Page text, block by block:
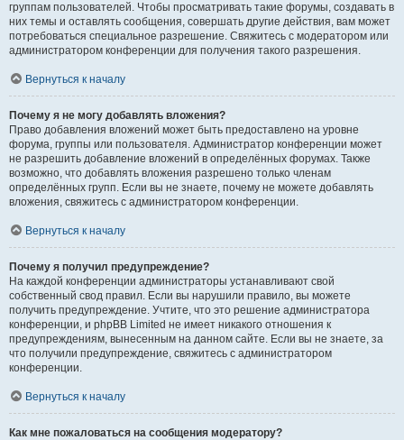
группам пользователей. Чтобы просматривать такие форумы, создавать в
них темы и оставлять сообщения, совершать другие действия, вам может
потребоваться специальное разрешение. Свяжитесь с модератором или
администратором конференции для получения такого разрешения.
Вернуться к началу
Почему я не могу добавлять вложения?
Право добавления вложений может быть предоставлено на уровне
форума, группы или пользователя. Администратор конференции может
не разрешить добавление вложений в определённых форумах. Также
возможно, что добавлять вложения разрешено только членам
определённых групп. Если вы не знаете, почему не можете добавлять
вложения, свяжитесь с администратором конференции.
Вернуться к началу
Почему я получил предупреждение?
На каждой конференции администраторы устанавливают свой
собственный свод правил. Если вы нарушили правило, вы можете
получить предупреждение. Учтите, что это решение администратора
конференции, и phpBB Limited не имеет никакого отношения к
предупреждениям, вынесенным на данном сайте. Если вы не знаете, за
что получили предупреждение, свяжитесь с администратором
конференции.
Вернуться к началу
Как мне пожаловаться на сообщения модератору?